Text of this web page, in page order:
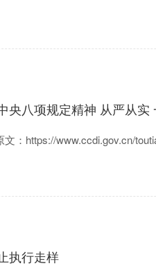
央八项规定精神 从严从实
：https://www.ccdi.gov.cn/
执行走样